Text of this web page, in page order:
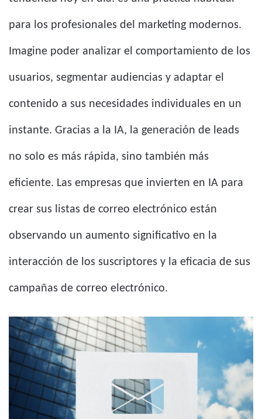
para los profesionales del marketing modernos.
Imagine poder analizar el comportamiento de los
usuarios, segmentar audiencias y adaptar el
contenido a sus necesidades individuales en un
instante. Gracias a la IA, la generación de leads
no solo es más rápida, sino también más
eficiente. Las empresas que invierten en IA para
crear sus listas de correo electrónico están
observando un aumento significativo en la
interacción de los suscriptores y la eficacia de sus
campañas de correo electrónico.